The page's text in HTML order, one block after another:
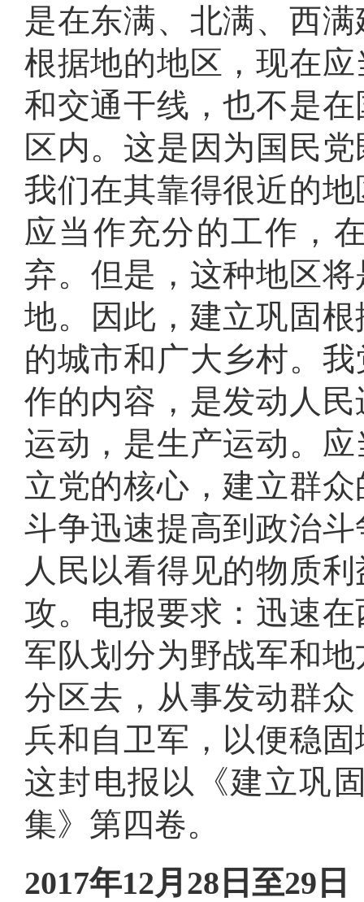
是在东满、北满、西
根据地的地区，现在
和交通干线，也不是
区内。 这是因为国民
我们在其靠得很近的
应当作充分的工作，
弃。 但是，这种地区
地。
因此，建立巩固
的城市和广大乡村。 我
作的内容，是发动人
运动，是生产运动。
立党的核心，建立群
斗争迅速提高到政治
人民以看得见的物质
攻。 电报要求：迅速
军队划分为野战军和地
分区去，从事发动群
兵和自卫军，以便稳
这封电报以《建立巩
集》第四卷。
2017年12月28日至29日